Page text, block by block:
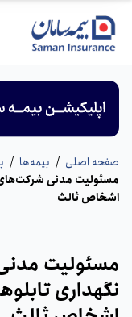
صفحه اصلی / بیمه‌ها /
مسئوليت مدنی شرکت‌های
اشخاص ثالث
مسئوليت
نگهداری